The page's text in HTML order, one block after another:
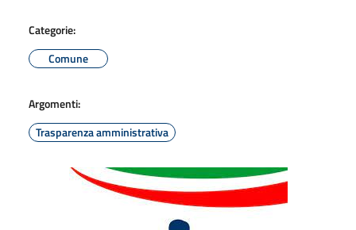
Categorie:
Comune
Argomenti:
Trasparenza amministrativa